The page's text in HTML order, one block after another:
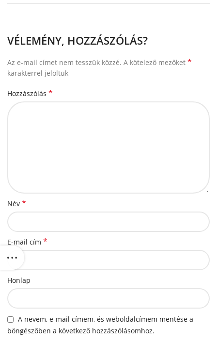
VÉLEMÉNY, HOZZÁSZÓLÁS?
Az e-mail címet nem tesszük közzé. A kötelező mezőket *
karakterrel jelöltük
Hozzászólás *
Név *
E-mail cím *
Honlap
A nevem, e-mail címem, és weboldalcímem mentése a
böngészőben a következő hozzászólásomhoz.